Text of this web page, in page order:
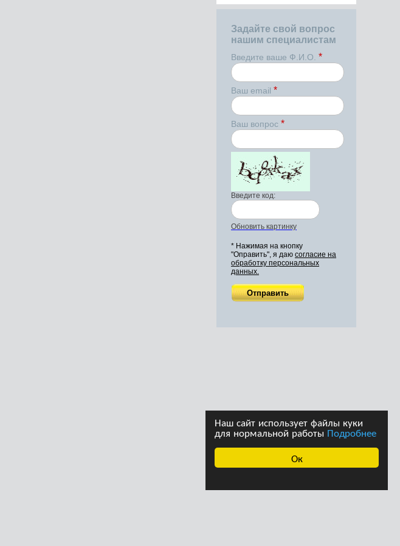
Ок
Наш сайт использует файлы куки
для нормальной работы Подробнее
Задайте свой вопрос
нашим специалистам
Введите ваше Ф.И.О. *
Ваш email *
Ваш вопрос *
Введите код:
Обновить картинку
* Нажимая на кнопку
"Оправить", я даю согласие на
обработку персональных
данных.